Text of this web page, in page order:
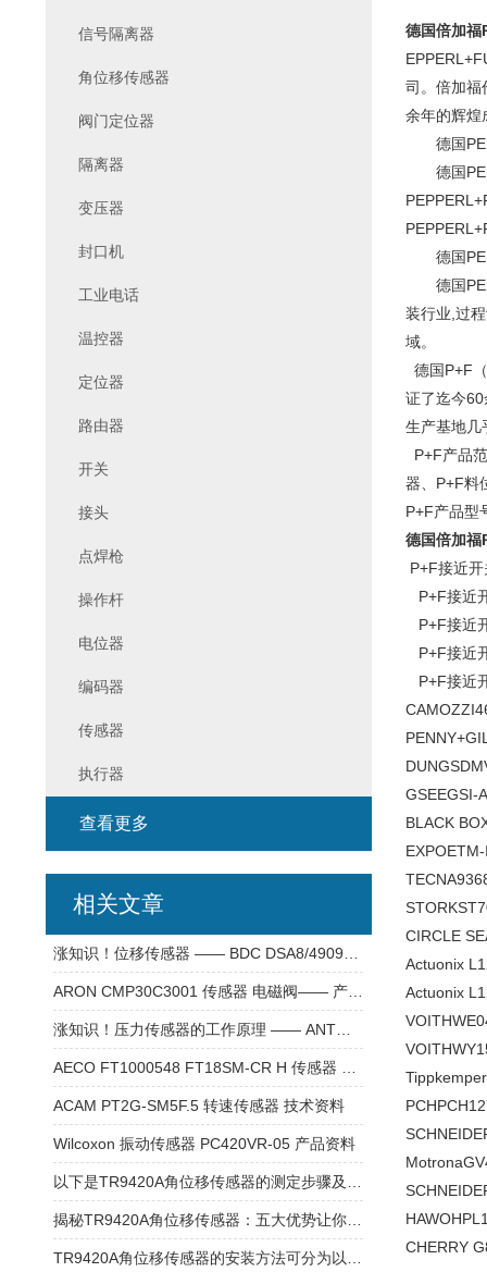
德国倍加福
司。倍加福
余年的辉煌
德国
德国
德国
德国
装行业,过
域。
德国P+F
证了迄今
生产基地几
P+F产品
器、P+F料
P+F产品型
德国倍加福
P+F接近
P+F接近
P+F接近
P+F接近
P+F接近
CAMOZZI
DUNGS
GSEEGSI-
BLACK
EXPO
TECNA
STORK
CIRCLE
Actuonix
Actuonix
VOITH
VOITH
Tippkemper
PCH
Motrona
HAWO
CHERRY
信号隔离器
角位移传感器
阀门定位器
隔离器
变压器
封口机
工业电话
温控器
定位器
路由器
开关
接头
点焊枪
操作杆
电位器
编码器
传感器
执行器
查看更多
相关文章
ACAM PT2G-SM5F.5 转速传感器 技术资料
Wilcoxon 振动传感器 PC420VR-05 产品资料